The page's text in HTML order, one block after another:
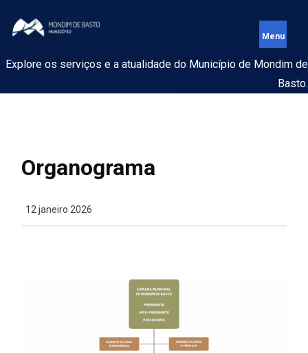
Explore os serviços e a atualidade do Município de Mondim de
Basto.
Organograma
12 janeiro 2026